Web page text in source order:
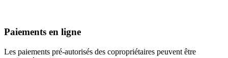
Paiements en ligne
Les paiements pré-autorisés des copropriétaires peuvent être